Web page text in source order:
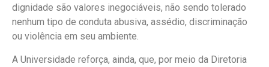
dignidade são valores inegociáveis, não sendo tolerado
nenhum tipo de conduta abusiva, assédio, discriminação
ou violência em seu ambiente.
A Universidade reforça, ainda, que, por meio da Diretoria